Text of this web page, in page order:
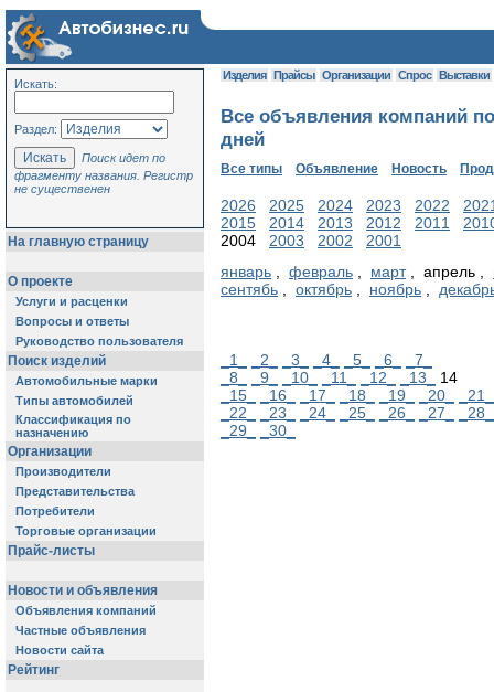
Искать:
Раздел:
Поиск идет по
фрагменту названия. Регистр
не существенен
На главную страницу
О проекте
Услуги и расценки
Вопросы и ответы
Руководство пользователя
Поиск изделий
Автомобильные марки
Типы автомобилей
Классификация по
назначению
Организации
Производители
Представительства
Потребители
Торговые организации
Прайс-листы
Новости и объявления
Объявления компаний
Частные объявления
Новости сайта
Рейтинг
Изделия Прайсы Организации Спрос Выставки
Все объявления компаний
дней
Все типы Объявление Новость
2026 2025 2024 2023 2022
2015
2014 2013 2012 2011
2004 2003 2002
2001
январь , февраль , март, апрель ,
сентябь , октябрь , ноябрь ,
_1_ _2_ _3_ _4_ _5_ _6_
_7_
_8_
_9_ _10_ _11_ _12_ _13_
14
_15_
_16_ _17_ _18_ _19_ _20_
_21_
_22_
_23_ _24_ _25_ _26_ _27_
_28_
_29_
_30_